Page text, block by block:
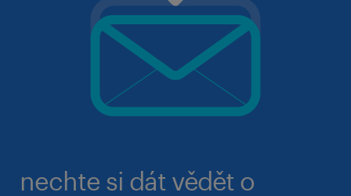
nechte si dát vědět o